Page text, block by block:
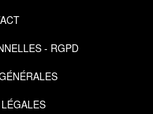
- RGPD